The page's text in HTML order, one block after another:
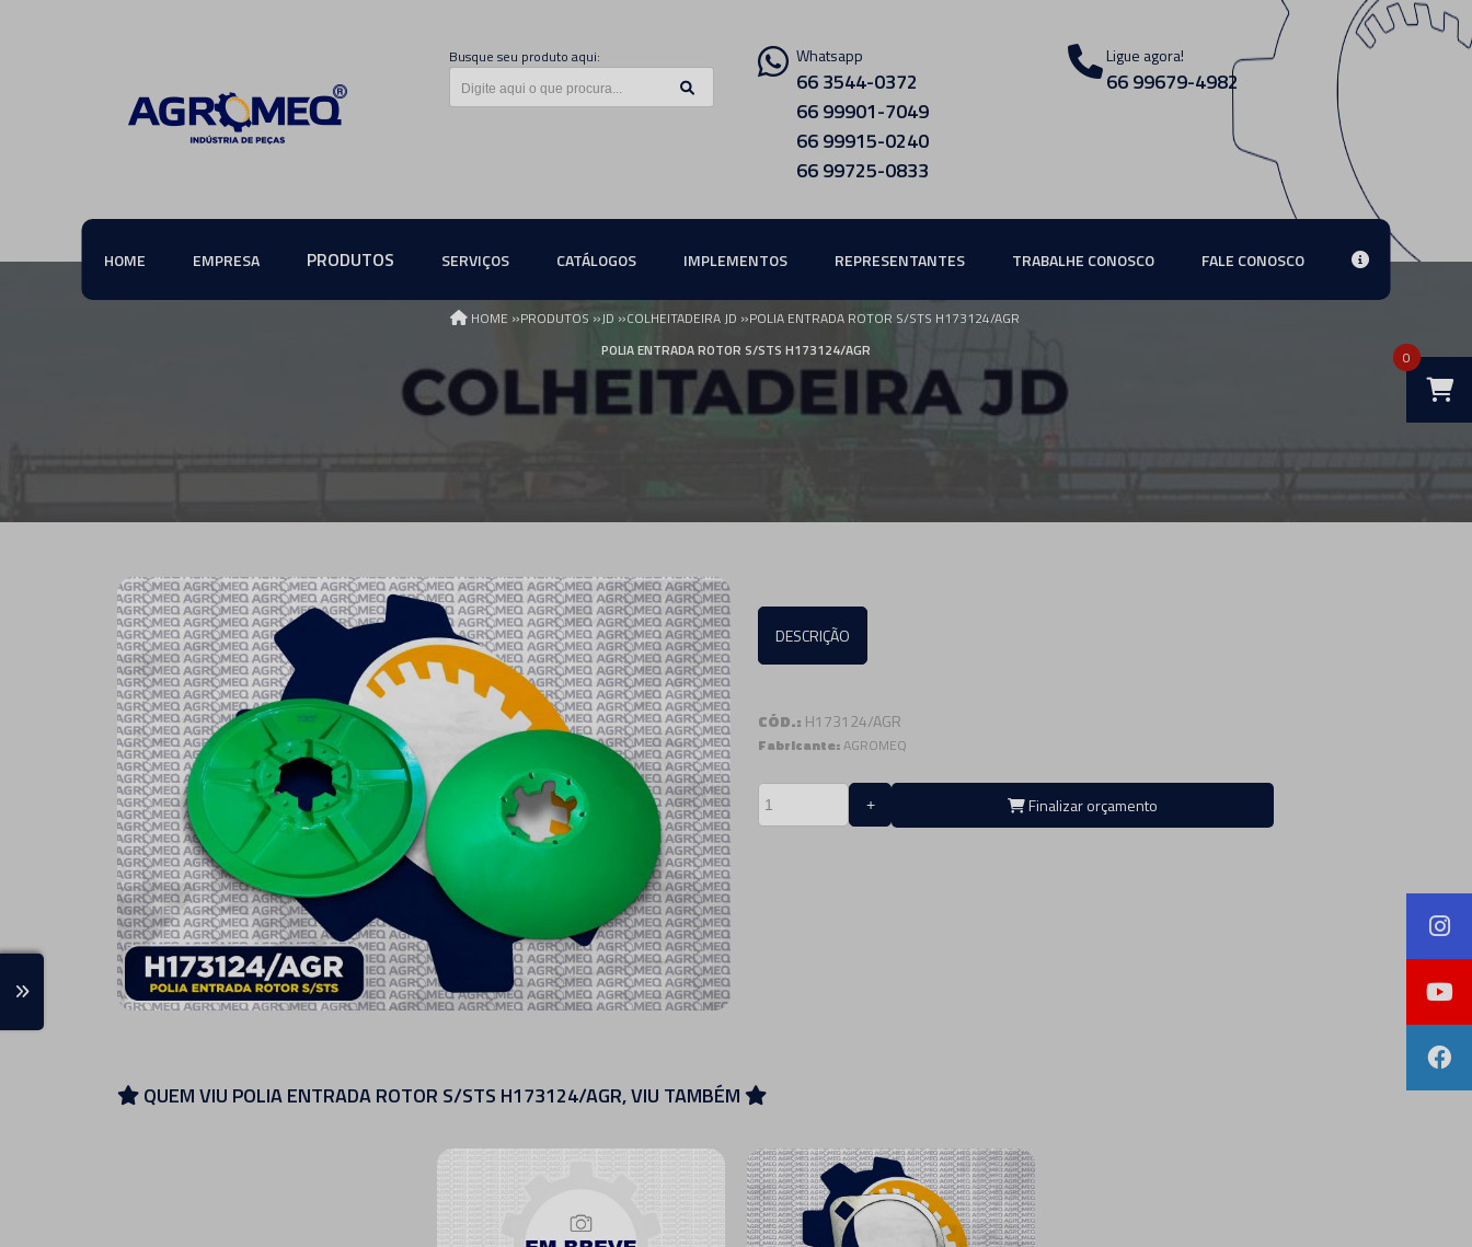
Busque seu produto aqui: Whatsapp
66 3544-0372
66 99901-7049
66 99915-0240
66 99725-0833
Ligue agora!
66 99679-4982
HOME EMPRESA PRODUTOS SERVIÇOS CATÁLOGOS IMPLEMENTOS REPRESENTANTES TRABALHE CONOSCO FALE CONOSCO
0
HOME »PRODUTOS »JD »COLHEITADEIRA JD »POLIA ENTRADA ROTOR S/STS H173124/AGR
POLIA ENTRADA ROTOR S/STS H173124/AGR
DESCRIÇÃO
CÓD.: H173124/AGR
Fabricante:AGROMEQ
Finalizar orçamento
QUEM VIU POLIA ENTRADA ROTOR S/STS H173124/AGR, VIU TAMBÉM